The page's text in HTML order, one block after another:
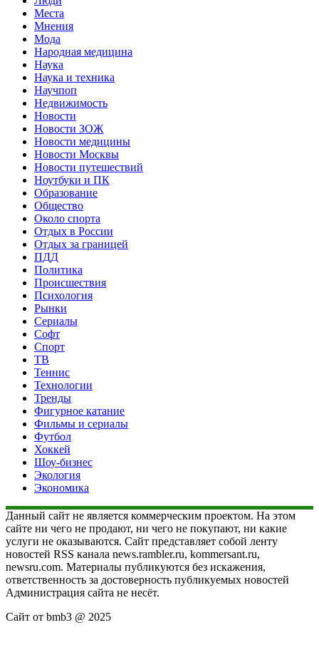
Места
Мнения
Мода
Народная медицина
Наука
Наука и техника
Научпоп
Недвижимость
Новости
Новости ЗОЖ
Новости медицины
Новости Москвы
Новости путешествий
Ноутбуки и ПК
Образование
Общество
Около спорта
Отдых в России
Отдых за границей
ПДД
Политика
Происшествия
Психология
Рынки
Сериалы
Софт
Спорт
ТВ
Теннис
Технологии
Тренды
Фигурное катание
Фильмы и сериалы
Футбол
Хоккей
Шоу-бизнес
Экология
Экономика
Данный сайт не является коммерческим проектом. На этом
сайте ни чего не продают, ни чего не покупают, ни какие
услуги не оказываются. Сайт представляет собой ленту
новостей RSS канала news.rambler.ru, kommersant.ru,
newsru.com. Материалы публикуются без искажения,
ответственность за достоверность публикуемых новостей
Администрация сайта не несёт.
Сайт от bmb3 @ 2025